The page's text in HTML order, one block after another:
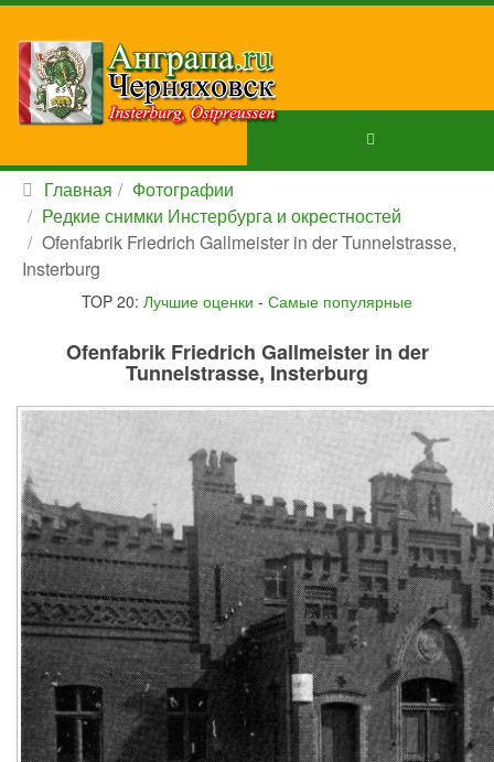
Главная
Фотографии
Редкие снимки Инстербурга и окрестностей
Ofenfabrik Friedrich Gallmeister in der Tunnelstrasse,
Insterburg
TOP 20: Лучшие оценки - Самые популярные
Ofenfabrik Friedrich Gallmeister in der
Tunnelstrasse, Insterburg